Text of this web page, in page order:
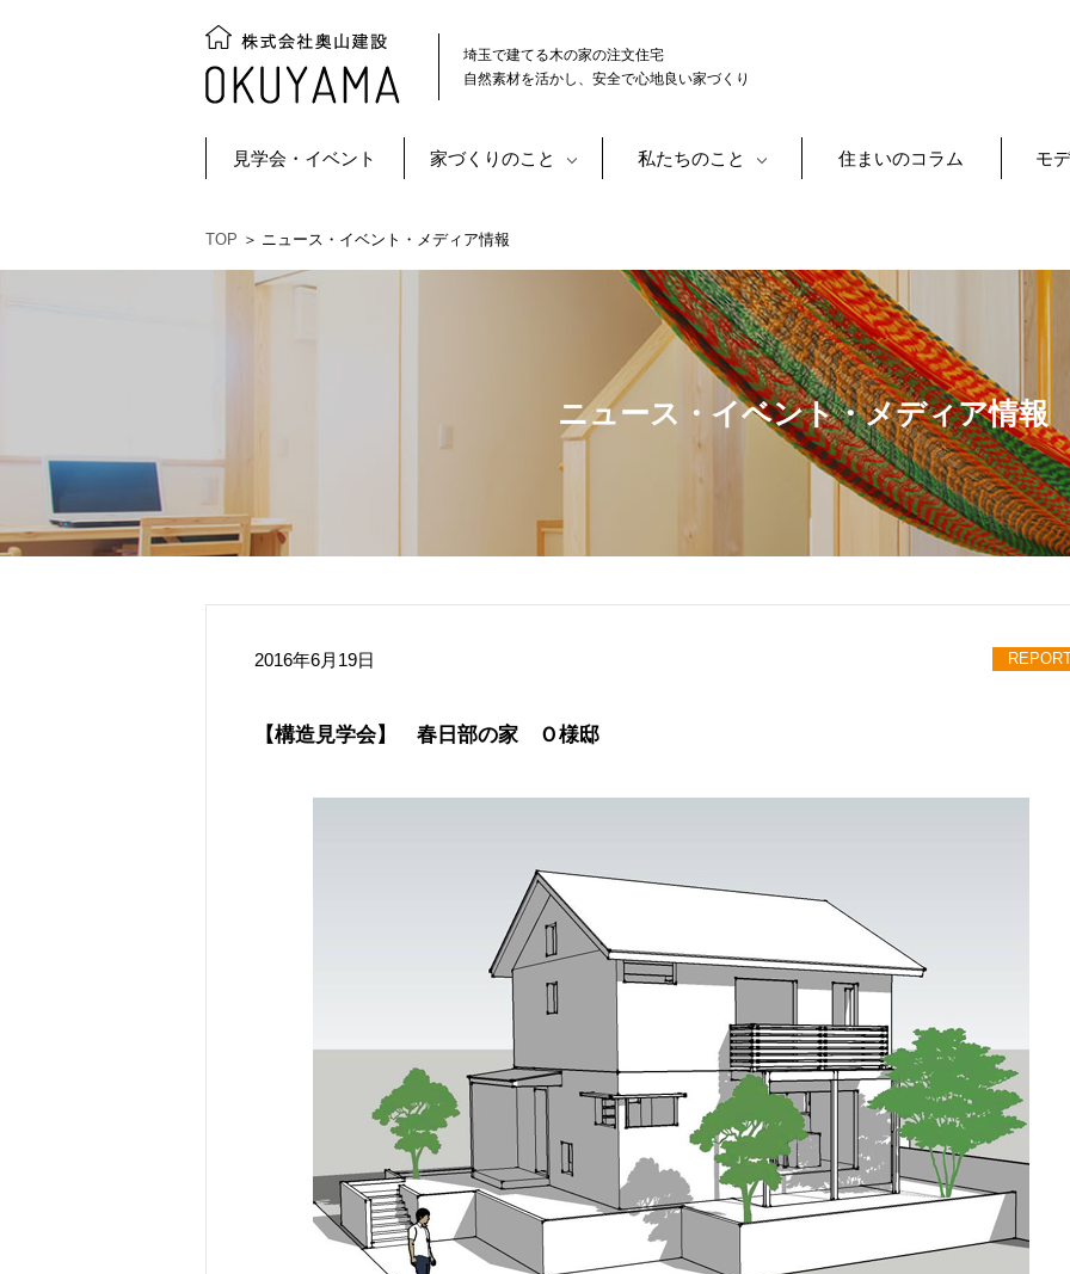
埼玉で建てる木の家の注文住宅
自然素材を活かし、安全で心地良い家づくり
見学会・イベント 家づくりのこと 私たちのこと 住まいのコラム モ
TOP ＞ ニュース・イベント・メディア情報
ニュース・イベント・メディア情報
2016年6月19日
【構造見学会】 春日部の家 Ｏ様邸